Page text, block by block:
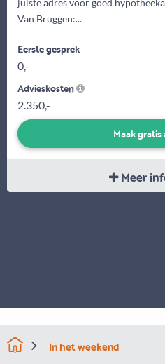
juiste adres voor goed
Van Bruggen:...
Eerste gesprek
0,-
Advieskosten
2.350,-
Maak
Meer
In het weekend